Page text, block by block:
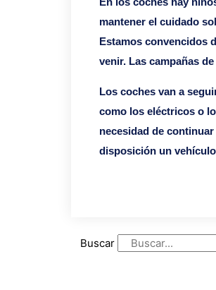
mantener el cuidado
Estamos convencidos
venir. Las campañas
Los coches van a
como los eléctricos o
necesidad de
disposición un
Buscar